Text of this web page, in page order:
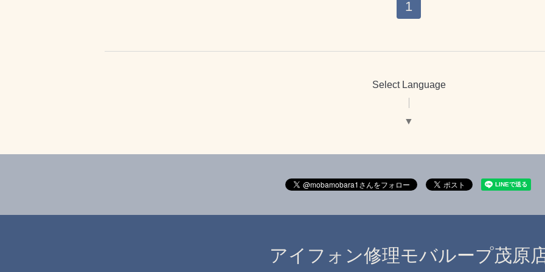
1
Select Language
▼
アイフォン修理モバループ茂原